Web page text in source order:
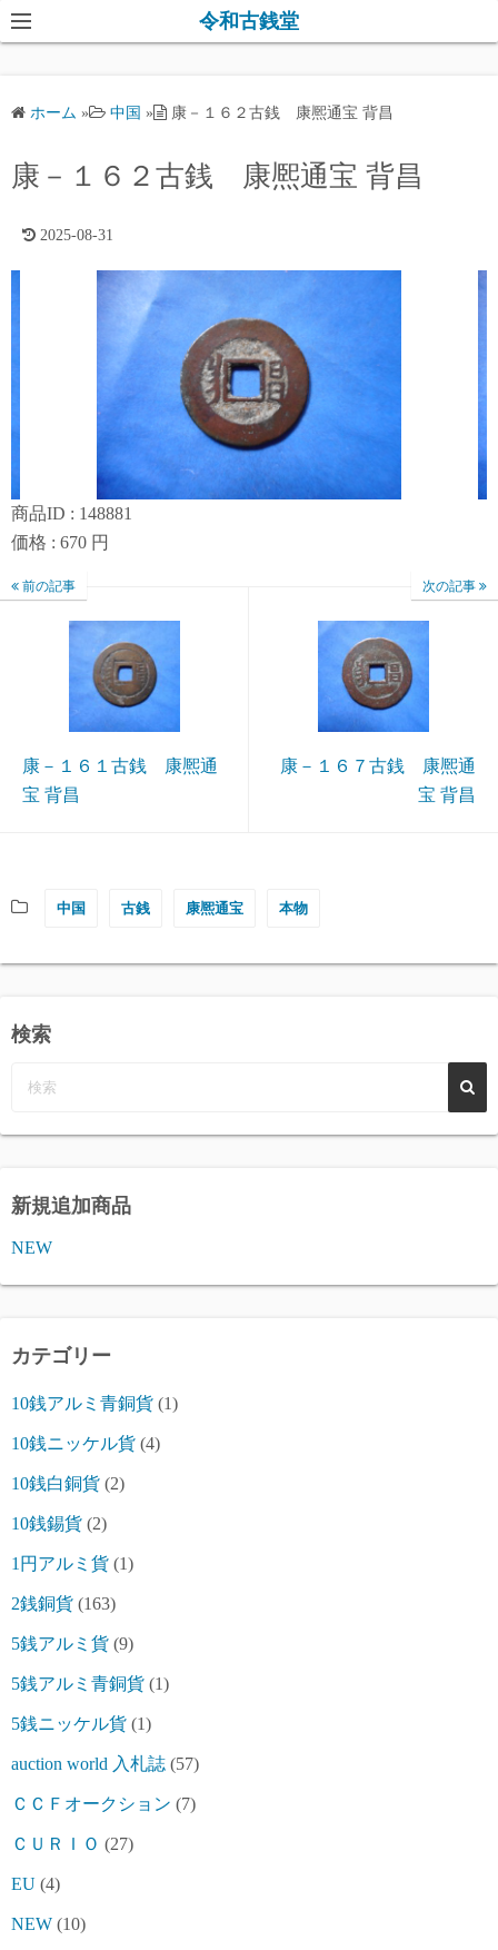
コ
ン
ス
プ
令和古銭堂
ホーム » 中国 » 康－１６２古銭 康熈通宝 背昌
康－１６２古銭 康熈通宝 背昌
2025-08-31
商品ID : 148881
価格 : 670 円
前の記事
康－１６１古銭 康熈通
宝 背昌
次の記事
康－１６７古銭 康熈通
宝 背昌
中国 古銭 康熈通宝 本物
検索
新規追加商品
NEW
カテゴリー
10銭アルミ青銅貨 (1)
10銭ニッケル貨 (4)
10銭白銅貨 (2)
10銭錫貨 (2)
1円アルミ貨 (1)
2銭銅貨 (163)
5銭アルミ貨 (9)
5銭アルミ青銅貨 (1)
5銭ニッケル貨 (1)
auction world 入札誌 (57)
ＣＣＦオークション (7)
ＣＵＲＩＯ (27)
EU (4)
NEW (10)